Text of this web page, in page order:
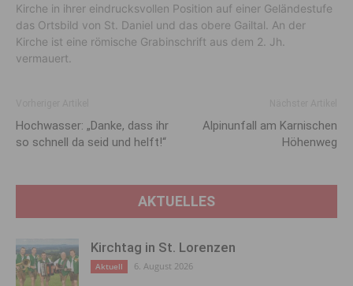
Kirche in ihrer eindrucksvollen Position auf einer Geländestufe
das Ortsbild von St. Daniel und das obere Gailtal. An der
Kirche ist eine römische Grabinschrift aus dem 2. Jh.
vermauert.
Hochwasser: „Danke, dass ihr
so schnell da seid und helft!“
Alpinunfall am Karnischen
Höhenweg
AKTUELLES
Kirchtag in St. Lorenzen
Aktuell 6. August 2026